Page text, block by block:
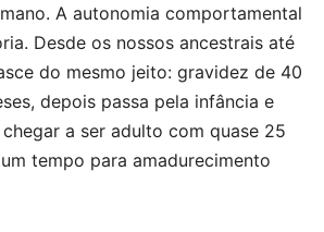
A autonomia comportamental
Desde os nossos ancestrais até
do mesmo jeito: gravidez de 40
depois passa pela infância e
a ser adulto com quase 25
tempo para amadurecimento